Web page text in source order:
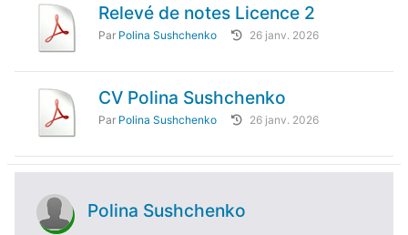
Relevé de notes Licence 2
Par Polina Sushchenko 26 janv. 2026
CV Polina Sushchenko
Par Polina Sushchenko 26 janv. 2026
Polina Sushchenko